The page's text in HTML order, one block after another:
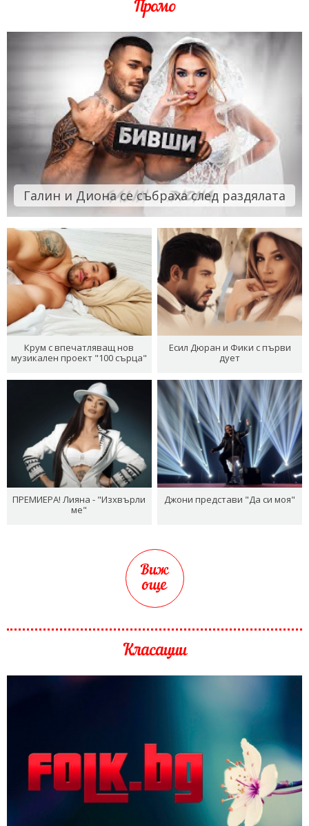
Промо
Галин и Диона се събраха след раздялата
Крум с впечатляващ нов
музикален проект "100 сърца"
Есил Дюран и Фики с първи
дует
ПРЕМИЕРА! Лияна - "Изхвърли
ме"
Джони представи "Да си моя"
Виж
още
Класации